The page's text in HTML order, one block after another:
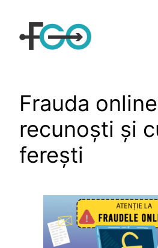
conținut
Frauda
recunoști și
ferești